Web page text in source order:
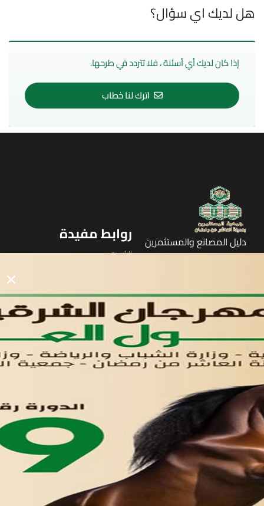
هل لديك اي سؤال؟
إذا كان لديك أي أسئلة ، فلا تتردد في طرحها.
اترك لنا خطاب
دليل المصانع والمستثمرين
روابط مفيدة
الرئيسيه
لوحه التحكم
اتصل بنا
تواصل معنا
مدينة العاشر من رمضان
01221020029
055-4494429
055-4494406
055-4494414